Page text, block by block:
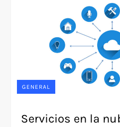
GENERAL
Servicios en la